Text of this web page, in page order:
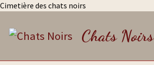
Cimetière des chats noirs
Chats Noirs